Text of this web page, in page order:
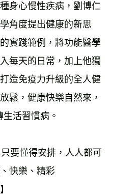
心慢性疾病，劉博仁
角度提出健康的新思
實踐範例，將功能醫學
每天的日常，加上他獨
造免疫力升級的全人健
鬆，健康快樂自然來，
活習慣病。
懂得安排，人人都可
快樂、精彩